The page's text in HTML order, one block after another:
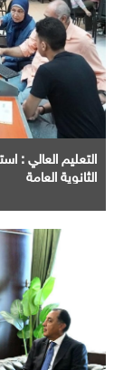
التعليم العالي :
الثانوية العامة